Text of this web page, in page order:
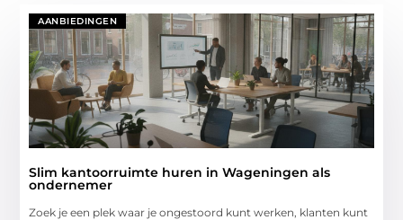
AANBIEDINGEN
Slim kantoorruimte huren in Wageningen als
ondernemer
Zoek je een plek waar je ongestoord kunt werken, klanten kunt